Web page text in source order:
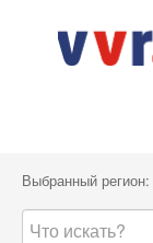
Выбранный регион: